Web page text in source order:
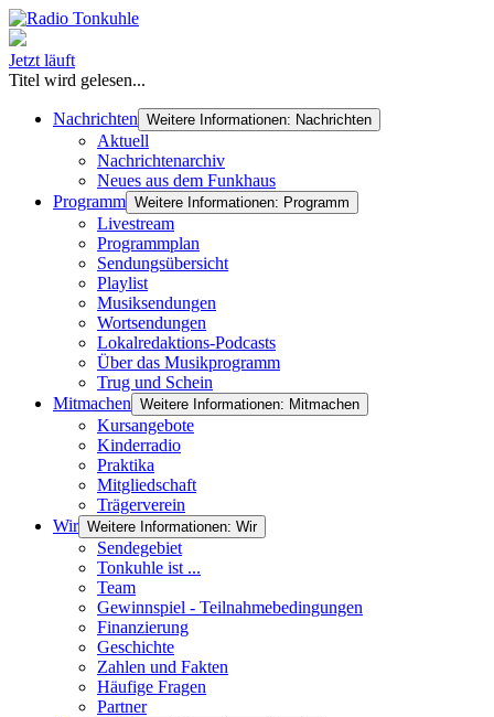
Jetzt läuft
Titel wird gelesen...
Nachrichten Weitere Informationen: Nachrichten
Aktuell
Nachrichtenarchiv
Neues aus dem Funkhaus
Programm Weitere Informationen: Programm
Livestream
Programmplan
Sendungsübersicht
Playlist
Musiksendungen
Wortsendungen
Lokalredaktions-Podcasts
Über das Musikprogramm
Trug und Schein
Mitmachen Weitere Informationen: Mitmachen
Kursangebote
Kinderradio
Praktika
Mitgliedschaft
Trägerverein
Wir Weitere Informationen: Wir
Sendegebiet
Tonkuhle ist ...
Team
Gewinnspiel - Teilnahmebedingungen
Finanzierung
Geschichte
Zahlen und Fakten
Häufige Fragen
Partner